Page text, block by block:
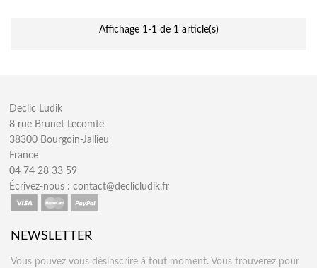
Affichage 1-1 de 1 article(s)
Declic Ludik
8 rue Brunet Lecomte
38300 Bourgoin-Jallieu
France
04 74 28 33 59
Écrivez-nous :contact@declicludik.fr
NEWSLETTER
Vous pouvez vous désinscrire à tout moment. Vous trouverez pour